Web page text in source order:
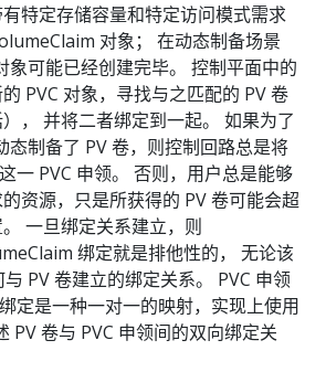
特定存储容量和特定访问模式需求
对象； 在动态制备场景
象可能已经创建完毕。 控制平面中的
PVC 对象，寻找与之匹配的 PV 卷
）， 并将二者绑定到一起。 如果为了
态制备了 PV 卷，则控制回路总是将
一 PVC 申领。 否则，用户总是能够
资源，只是所获得的 PV 卷可能会超
一旦绑定关系建立，则
绑定就是排他性的， 无论该
PV 卷建立的绑定关系。 PVC 申领
定是一种一对一的映射，实现上使用
PV 卷与 PVC 申领间的双向绑定关